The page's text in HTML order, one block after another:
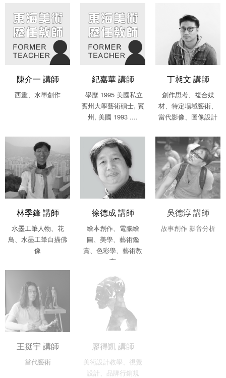
陳介一 講師
西畫、水墨創作
紀嘉華 講師
學歷 1995 美國私立
賓州大學藝術碩士, 賓
州, 美國 1993 ....
丁昶文 講師
創作思考、複合媒
材、特定場域藝術、
當代影像、圖像設計
林季鋒 講師
水墨工筆人物、花
鳥、水墨工筆白描佛
像
徐德成 講師
繪本創作、電腦繪
圖、美學、藝術鑑
賞、色彩學、藝術教
育
吳德淳 講師
故事創作 影音分析
王挺宇 講師
當代藝術
廖得凱 講師
美術設計教學、視覺
設計、品牌行銷規